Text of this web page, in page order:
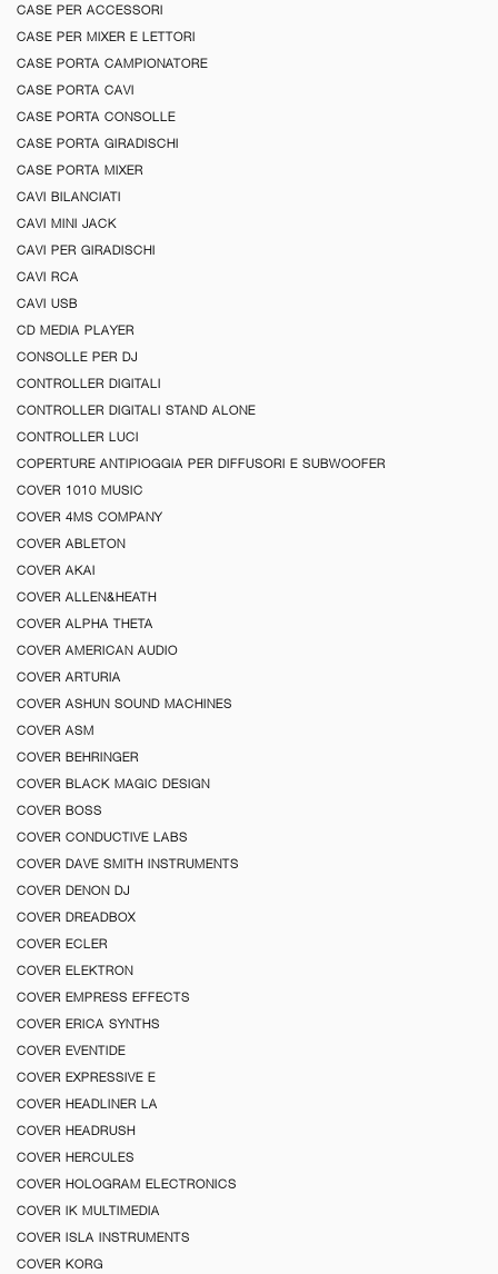
CASE PER ACCESSORI
CASE PER MIXER E LETTORI
CASE PORTA CAMPIONATORE
CASE PORTA CAVI
CASE PORTA CONSOLLE
CASE PORTA GIRADISCHI
CASE PORTA MIXER
CAVI BILANCIATI
CAVI MINI JACK
CAVI PER GIRADISCHI
CAVI RCA
CAVI USB
CD MEDIA PLAYER
CONSOLLE PER DJ
CONTROLLER DIGITALI
CONTROLLER DIGITALI STAND ALONE
CONTROLLER LUCI
COPERTURE ANTIPIOGGIA PER DIFFUSORI E SUBWOOFER
COVER 1010 MUSIC
COVER 4MS COMPANY
COVER ABLETON
COVER AKAI
COVER ALLEN&HEATH
COVER ALPHA THETA
COVER AMERICAN AUDIO
COVER ARTURIA
COVER ASHUN SOUND MACHINES
COVER ASM
COVER BEHRINGER
COVER BLACK MAGIC DESIGN
COVER BOSS
COVER CONDUCTIVE LABS
COVER DAVE SMITH INSTRUMENTS
COVER DENON DJ
COVER DREADBOX
COVER ECLER
COVER ELEKTRON
COVER EMPRESS EFFECTS
COVER ERICA SYNTHS
COVER EVENTIDE
COVER EXPRESSIVE E
COVER HEADLINER LA
COVER HEADRUSH
COVER HERCULES
COVER HOLOGRAM ELECTRONICS
COVER IK MULTIMEDIA
COVER ISLA INSTRUMENTS
COVER KORG